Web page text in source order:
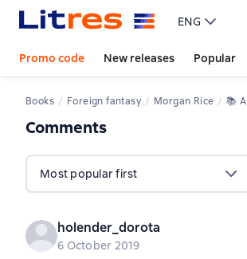
ENG
Promo code New releases Popular
Books Foreign fantasy Morgan Rice 📚
Comments
Most popular first
holender_dorota
6 October 2019